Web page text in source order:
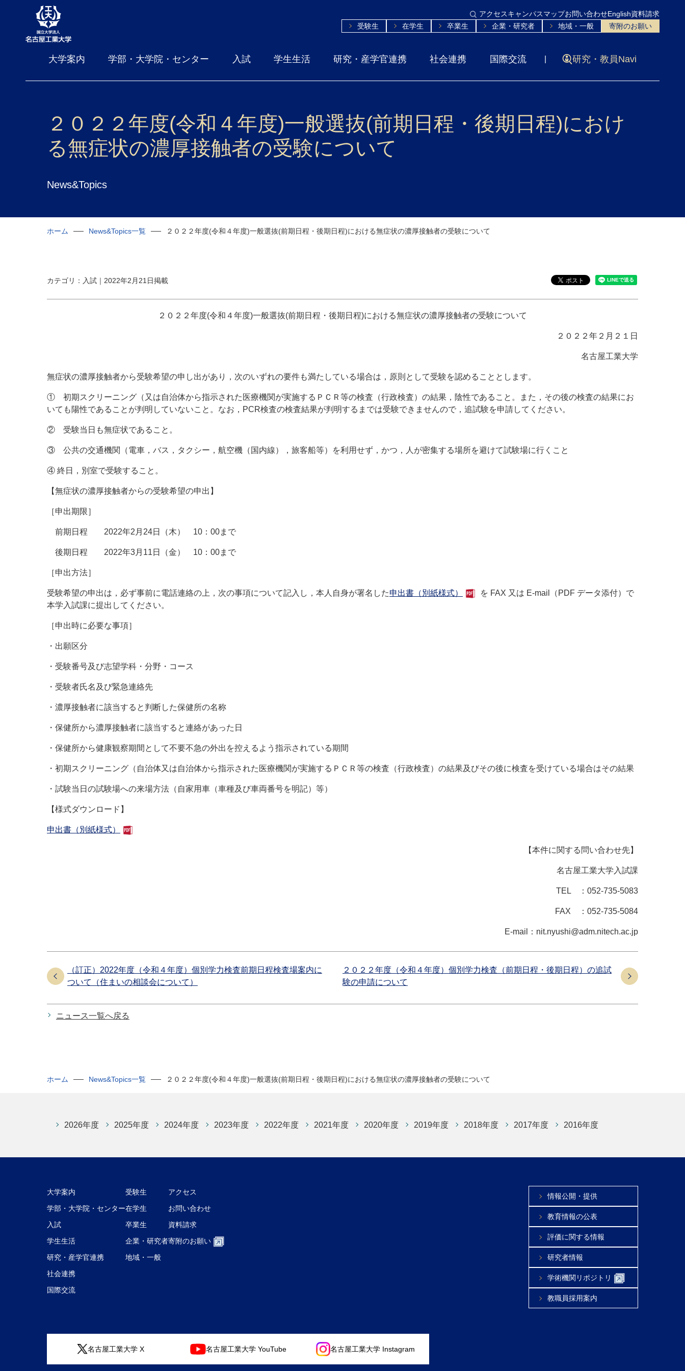
アクセスキャンパスマップお問い合わせEnglish資料請求
受験生
在学生 卒業生 企業・研究者 地域・一般 寄附のお願い
大学案内 学部・大学院・センター 入試 学生生活 研究・産学官連携 社会連携 国際交流 研究・教員Navi
２０２２年度(令和４年度)一般選抜(前期日程・後期日程)におけ
る無症状の濃厚接触者の受験について
News&Topics
ホーム News&Topics一覧 ２０２２年度(令和４年度)一般選抜(前期日程・後期日程)における無症状の濃厚接触者の受験について
カテゴリ：入試｜2022年2月21日掲載
２０２２年度(令和４年度)一般選抜(前期日程・後期日程)における無症状の濃厚接触者の受験について
２０２２年２月２１日
名古屋工業大学
無症状の濃厚接触者から受験希望の申し出があり，次のいずれの要件も満たしている場合は，原則として受験を認めることとします。
① 初期スクリーニング（又は自治体から指示された医療機関が実施するＰＣＲ等の検査（行政検査）の結果，陰性であること。また，その後の検査の結果にお
いても陽性であることが判明していないこと。なお， PCR検査の検査結果が判明するまでは受験できませんので，追試験を申請してください。
② 受験当日も無症状であること。
③ 公共の交通機関（電車，バス，タクシー，航空機（国内線），旅客船等）を利用せず，かつ，人が密集する場所を避けて試験場に行くこと
④ 終日，別室で受験すること。
【無症状の濃厚接触者からの受験希望の申出】
［申出期限］
前期日程 2022年2 月 24日（木） 10 ： 00まで
後期日程 2022年3月 11 日（金） 10 ： 00まで
［申出方法］
受験希望の申出は，必ず事前に電話連絡の上，次の事項について記入し，本人自身が署名した申出書（別紙様式） を FAX 又は E-mail （ PDF データ添付）で
本学入試課に提出してください。
［申出時に必要な事項］
・出願区分
・受験番号及び志望学科・分野・コース
・受験者氏名及び緊急連絡先
・濃厚接触者に該当すると判断した保健所の名称
・保健所から濃厚接触者に該当すると連絡があった日
・保健所から健康観察期間として不要不急の外出を控えるよう指示されている期間
・初期スクリーニング（自治体又は自治体から指示された医療機関が実施するＰＣＲ等の検査（行政検査）の結果及びその後に検査を受けている場合はその結果
・試験当日の試験場への来場方法（自家用車（車種及び車両番号を明記）等）
【様式ダウンロード】
申出書（別紙様式）
【本件に関する問い合わせ先】
名古屋工業大学入試課
TEL ： 052-735-5083
FAX ： 052-735-5084
E-mail ： nit.nyushi@adm.nitech.ac.jp
（訂正）2022年度（令和４年度）個別学力検査前期日程検査場案内に
ついて（住まいの相談会について）
２０２２年度（令和４年度）個別学力検査（前期日程・後期日程）の追試
験の申請について
ニュース一覧へ戻る
ホーム News&Topics一覧 ２０２２年度(令和４年度)一般選抜(前期日程・後期日程)における無症状の濃厚接触者の受験について
2026年度 2025年度 2024年度 2023年度 2022年度 2021年度 2020年度 2019年度 2018年度 2017年度 2016年度
大学案内
学部・大学院・センター
入試
学生生活
研究・産学官連携
社会連携
国際交流
受験生
在学生
卒業生
企業・研究者
地域・一般
アクセス
お問い合わせ
資料請求
寄附のお願い
情報公開・提供
教育情報の公表
評価に関する情報
研究者情報
学術機関リポジトリ
教職員採用案内
名古屋工業大学 X 名古屋工業大学 YouTube 名古屋工業大学 Instagram